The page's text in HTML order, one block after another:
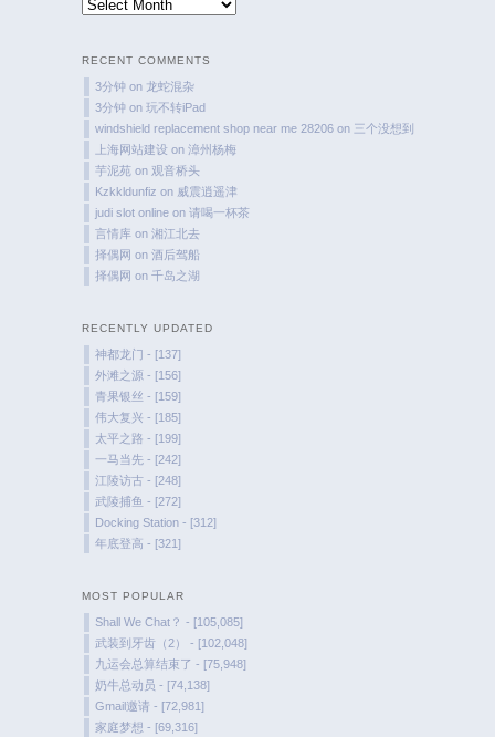
Time
RECENT COMMENTS
3分钟 on 龙蛇混杂
3分钟 on玩不转iPad
windshield replacement shop near me 28206 on 三个没想到
上海网站建设 on漳州杨梅
芋泥苑 on 观音桥头
Kzkkldunfiz on 威震逍遥津
judi slot online on请喝一杯茶
言情库 on湘江北去
择偶网 on酒后驾船
择偶网 on千岛之湖
RECENTLY UPDATED
神都龙门 - [137]
外滩之源 - [156]
青果银丝 - [159]
伟大复兴 - [185]
太平之路 - [199]
一马当先 - [242]
江陵访古 - [248]
武陵捕鱼 - [272]
Docking Station - [312]
年底登高 - [321]
MOST POPULAR
Shall We Chat？ - [105,085]
武装到牙齿（2） - [102,048]
九运会总算结束了 - [75,948]
奶牛总动员 - [74,138]
Gmail邀请 - [72,981]
家庭梦想 - [69,316]